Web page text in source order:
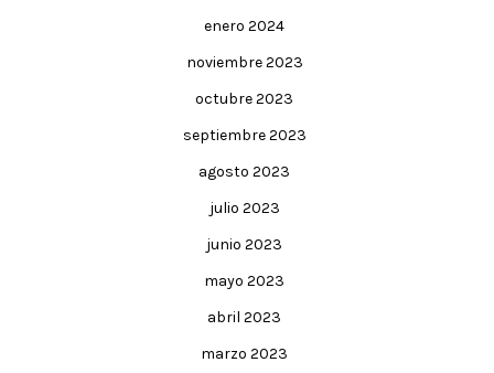
enero 2024
noviembre 2023
octubre 2023
septiembre 2023
agosto 2023
julio 2023
junio 2023
mayo 2023
abril 2023
marzo 2023